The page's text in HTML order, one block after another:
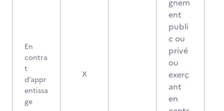
En
contra
t
d’appr
entissa
ge
X
gnem
ent
publi
c ou
privé
ou
exerç
ant
en